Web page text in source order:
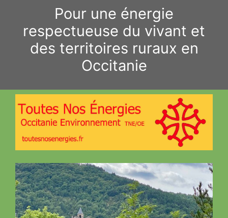
contenu
Pour une énergie
respectueuse du vivant et
des territoires ruraux en
Occitanie